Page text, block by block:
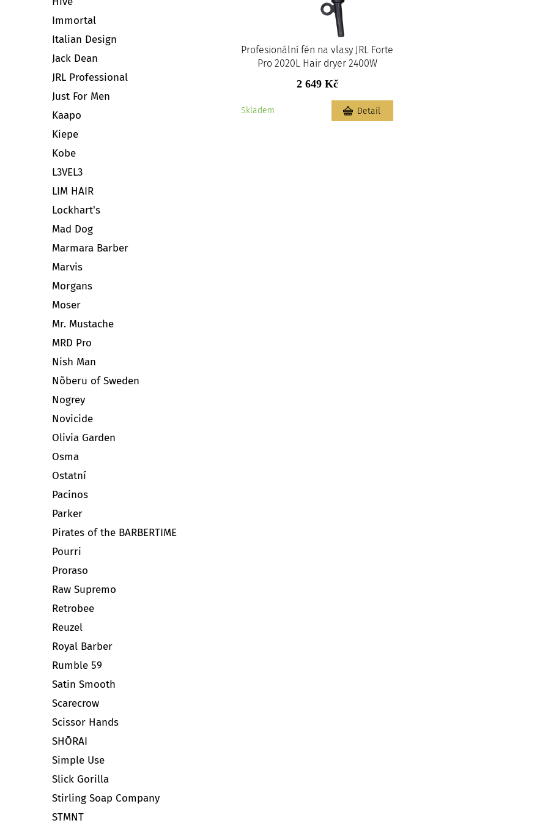
Immortal
Italian Design
Jack Dean
JRL Professional
Just For Men
Kaapo
Kiepe
Kobe
L3VEL3
LIM HAIR
Lockhart's
Mad Dog
Marmara Barber
Marvis
Morgans
Moser
Mr. Mustache
MRD Pro
Nish Man
Nõberu of Sweden
Nogrey
Novicide
Olivia Garden
Osma
Ostatní
Pacinos
Parker
Pirates of the BARBERTIME
Pourri
Proraso
Raw Supremo
Retrobee
Reuzel
Royal Barber
Rumble 59
Satin Smooth
Scarecrow
Scissor Hands
SHŌRAI
Simple Use
Slick Gorilla
Stirling Soap Company
STMNT
Profesionální fén na vlasy JRL Forte
Pro 2020L Hair dryer 2400W
2 649 Kč
Skladem Detail